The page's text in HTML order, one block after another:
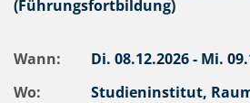
(Führungsfortbildung)
Wann: Di. 08.12.2026 - Mi.
Wo:
Studieninstitut,